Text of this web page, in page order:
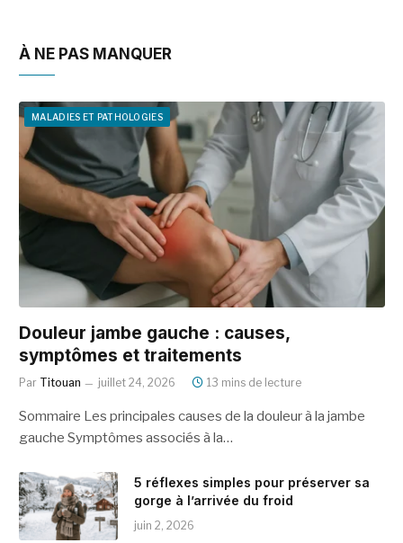
À NE PAS MANQUER
MALADIES ET PATHOLOGIES
Douleur jambe gauche : causes,
symptômes et traitements
Par Titouan juillet 24, 2026 13 mins de lecture
Sommaire Les principales causes de la douleur à la jambe
gauche Symptômes associés à la…
5 réflexes simples pour préserver sa
gorge à l’arrivée du froid
juin 2, 2026